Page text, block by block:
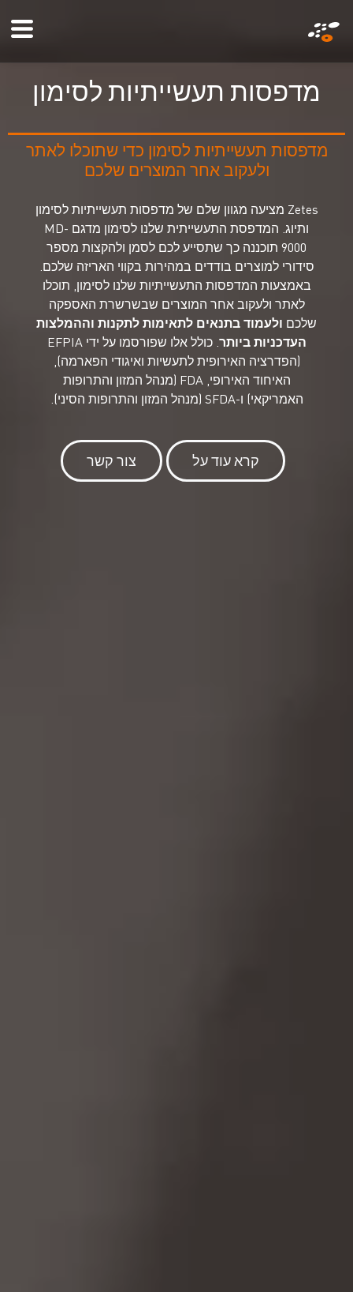
לתוכן
העיקרי
מדפסות תעשייתיות לסימון
מדפסות תעשייתיות לסימון כדי שתוכלו לאתר
ולעקוב אחר המוצרים שלכם
Zetes מציעה מגוון שלם של מדפסות תעשייתיות לסימון
ותיוג. המדפסת התעשייתית שלנו לסימון מדגם MD-
9000 תוכננה כך שתסייע לכם לסמן ולהקצות מספר
סידורי למוצרים בודדים במהירות בקווי האריזה שלכם.
באמצעות המדפסות התעשייתיות שלנו לסימון, תוכלו
לאתר ולעקוב אחר המוצרים שבשרשרת האספקה
שלכם ולעמוד בתנאים לתאימות לתקנות וההמלצות
העדכניות ביותר
. כולל אלו שפורסמו על ידי EFPIA
(הפדרציה האירופית לתעשיות ואיגודי הפארמה),
האיחוד האירופי, FDA (מנהל המזון והתרופות
האמריקאי) ו-SFDA (מנהל המזון והתרופות הסיני).
קרא עוד על צור קשר